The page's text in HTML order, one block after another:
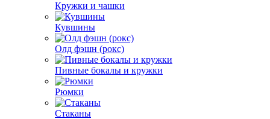
Кружки и чашки
Кувшины
Олд фэшн (рокс)
Пивные бокалы и кружки
Рюмки
Стаканы